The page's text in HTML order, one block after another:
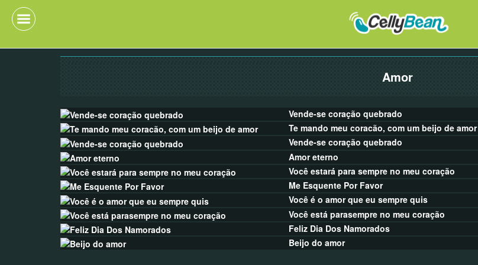
Amor
Vende-se coração quebrado
Te mando meu coracão, com um beijo de amor
Vende-se coração quebrado
Amor eterno
Você estará para sempre no meu coração
Me Esquente Por Favor
Você é o amor que eu sempre quis
Você está parasempre no meu coração
Feliz Dia Dos Namorados
Beijo do amor